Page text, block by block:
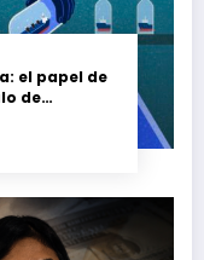
el papel de
de